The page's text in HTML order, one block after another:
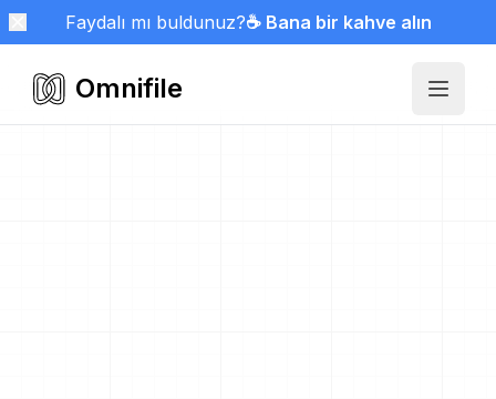
Faydalı mı buldunuz?☕ Bana bir kahve alın
Omnifile